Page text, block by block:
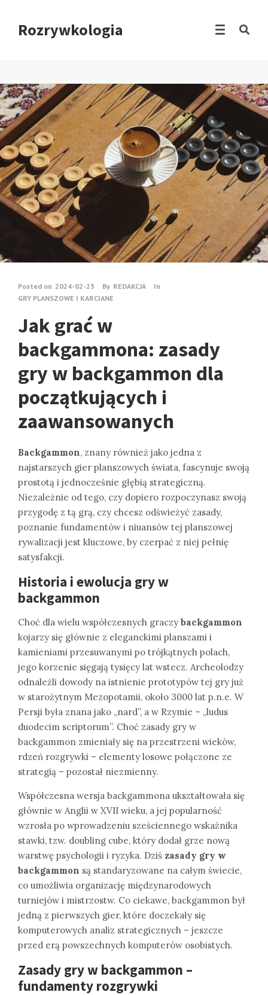
Rozrywkologia
Posted on 2024-02-23 By REDAKCJA
In
GRY PLANSZOWE I KARCIANE
Jak grać w
backgammona: zasady
gry w backgammon dla
początkujących i
zaawansowanych
Backgammon, znany również jako jedna z
najstarszych gier planszowych świata, fascynuje swoją
prostotą i jednocześnie głębią strategiczną.
Niezależnie od tego, czy dopiero rozpoczynasz swoją
przygodę z tą grą, czy chcesz odświeżyć zasady,
poznanie fundamentów i niuansów tej planszowej
rywalizacji jest kluczowe, by czerpać z niej pełnię
satysfakcji.
Historia i ewolucja gry w
backgammon
Choć dla wielu współczesnych graczy backgammon
kojarzy się głównie z eleganckimi planszami i
kamieniami przesuwanymi po trójkątnych polach,
jego korzenie sięgają tysięcy lat wstecz. Archeolodzy
odnaleźli dowody na istnienie prototypów tej gry już
w starożytnym Mezopotamii, około 3000 lat p.n.e. W
Persji była znana jako „nard”, a w Rzymie – „ludus
duodecim scriptorum”. Choć zasady gry w
backgammon zmieniały się na przestrzeni wieków,
rdzeń rozgrywki – elementy losowe połączone ze
strategią – pozostał niezmienny.
Współczesna wersja backgammona ukształtowała się
głównie w Anglii w XVII wieku, a jej popularność
wzrosła po wprowadzeniu sześciennego wskaźnika
stawki, tzw. doubling cube, który dodał grze nową
warstwę psychologii i ryzyka. Dziś zasady gry w
backgammon są standaryzowane na całym świecie,
co umożliwia organizację międzynarodowych
turniejów i mistrzostw. Co ciekawe, backgammon był
jedną z pierwszych gier, które doczekały się
komputerowych analiz strategicznych – jeszcze
przed erą powszechnych komputerów osobistych.
Zasady gry w backgammon –
fundamenty rozgrywki